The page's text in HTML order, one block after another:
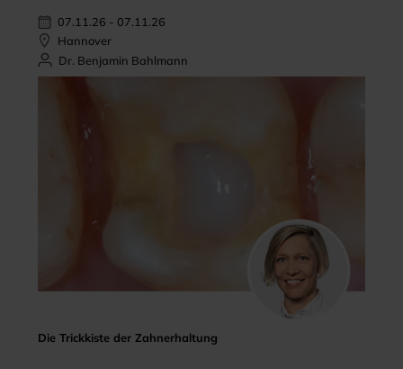
07.11.26 - 07.11.26
Hannover
Dr. Benjamin Bahlmann
Die Trickkiste der Zahnerhaltung